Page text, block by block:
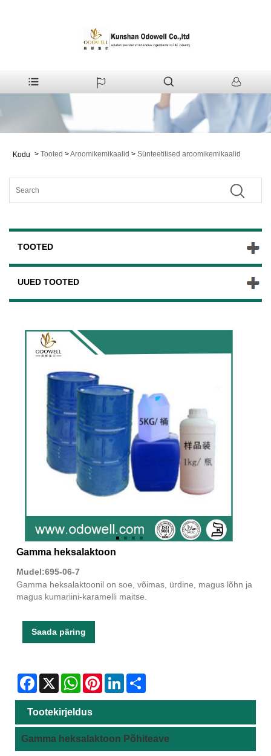
Kodu > Tooted >Aroomikemikaalid > Sünteetilised aroomikemikaalid
TOOTED
UUED TOOTED
Gamma heksalaktoon
Mudel:695-06-7
Gamma heksalaktoonil on soe, võimas, ürdine, magus lõhn ja
magus kumariini-karamelli maitse.
Saada päring
Facebook
X WhatsAppPinterestLinkedIn
Tootekirjeldus
Gamma heksalaktoon Põhiteave